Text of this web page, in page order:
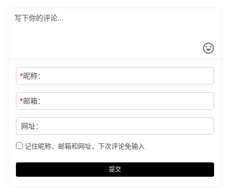
*昵称：
*邮箱：
网址：
记住昵称、邮箱和网址，下次评论免输入
提交